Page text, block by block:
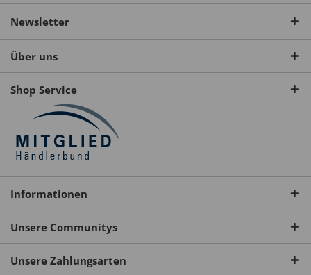
Newsletter
Über uns
Shop Service
Informationen
Unsere Communitys
Unsere Zahlungsarten